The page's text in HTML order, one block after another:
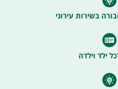
בשירות עירוני
ילד וילדה